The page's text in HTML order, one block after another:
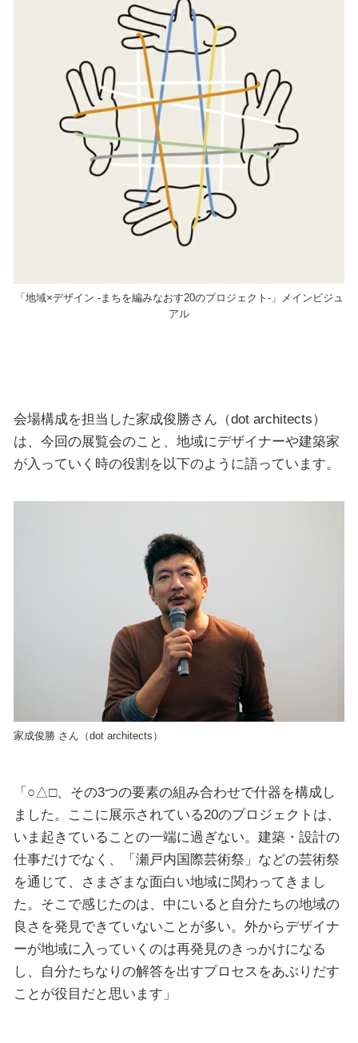
「地域×デザイン -まちを編みなおす20のプロジェクト-」メインビジュ
アル
会場構成を担当した家成俊勝さん（dot architects）
は、今回の展覧会のこと、地域にデザイナーや建築家
が入っていく時の役割を以下のように語っています。
家成俊勝 さん（dot architects）
「○△□、その3つの要素の組み合わせで什器を構成し
ました。ここに展示されている20のプロジェクトは、
いま起きていることの一端に過ぎない。建築・設計の
仕事だけでなく、「瀬戸内国際芸術祭」などの芸術祭
を通じて、さまざまな面白い地域に関わってきまし
た。そこで感じたのは、中にいると自分たちの地域の
良さを発見できていないことが多い。外からデザイナ
ーが地域に入っていくのは再発見のきっかけになる
し、自分たちなりの解答を出すプロセスをあぶりだす
ことが役目だと思います」